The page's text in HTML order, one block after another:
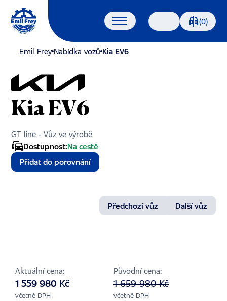
Vyhledávání (0)
Emil Frey Nabídka vozů Kia EV6
Kia EV6
GT line - Vůz ve výrobě
Dostupnost:Na cestě
Přidat do porovnání
Předchozí vůz Další vůz
1/15
Aktuální cena:
1 559 980 Kč
včetně DPH
Původní cena:
1 659 980 Kč
včetně DPH